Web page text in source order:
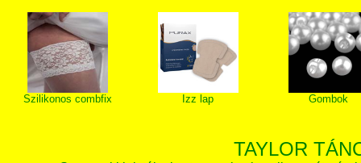
Szilikonos combfix Izz lap Gombok
TAYLOR